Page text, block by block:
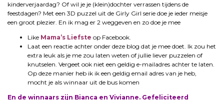
kinderverjaardag? Of wil je je (klein)dochter verrassen tijdens de
feestdagen? Met een 3D puzzel uit de Girly Girl serie doe je ieder meisje
een groot plezier. En ik mag er 2 weggeven en zo doe je mee
Like Mama’s Liefste op Facebook.
Laat een reactie achter onder deze blog dat je mee doet. Ik zou het
extra leuk als je me zou laten weten of jullie liever puzzelen of
knutselen. Vergeet ook niet een geldig e-mailadres achter te laten.
Op deze manier heb ik ik een geldig email adres van je heb,
mocht je als winnaar uit de bus komen
En de winnaars zijn Bianca en Vivianne. Gefeliciteerd